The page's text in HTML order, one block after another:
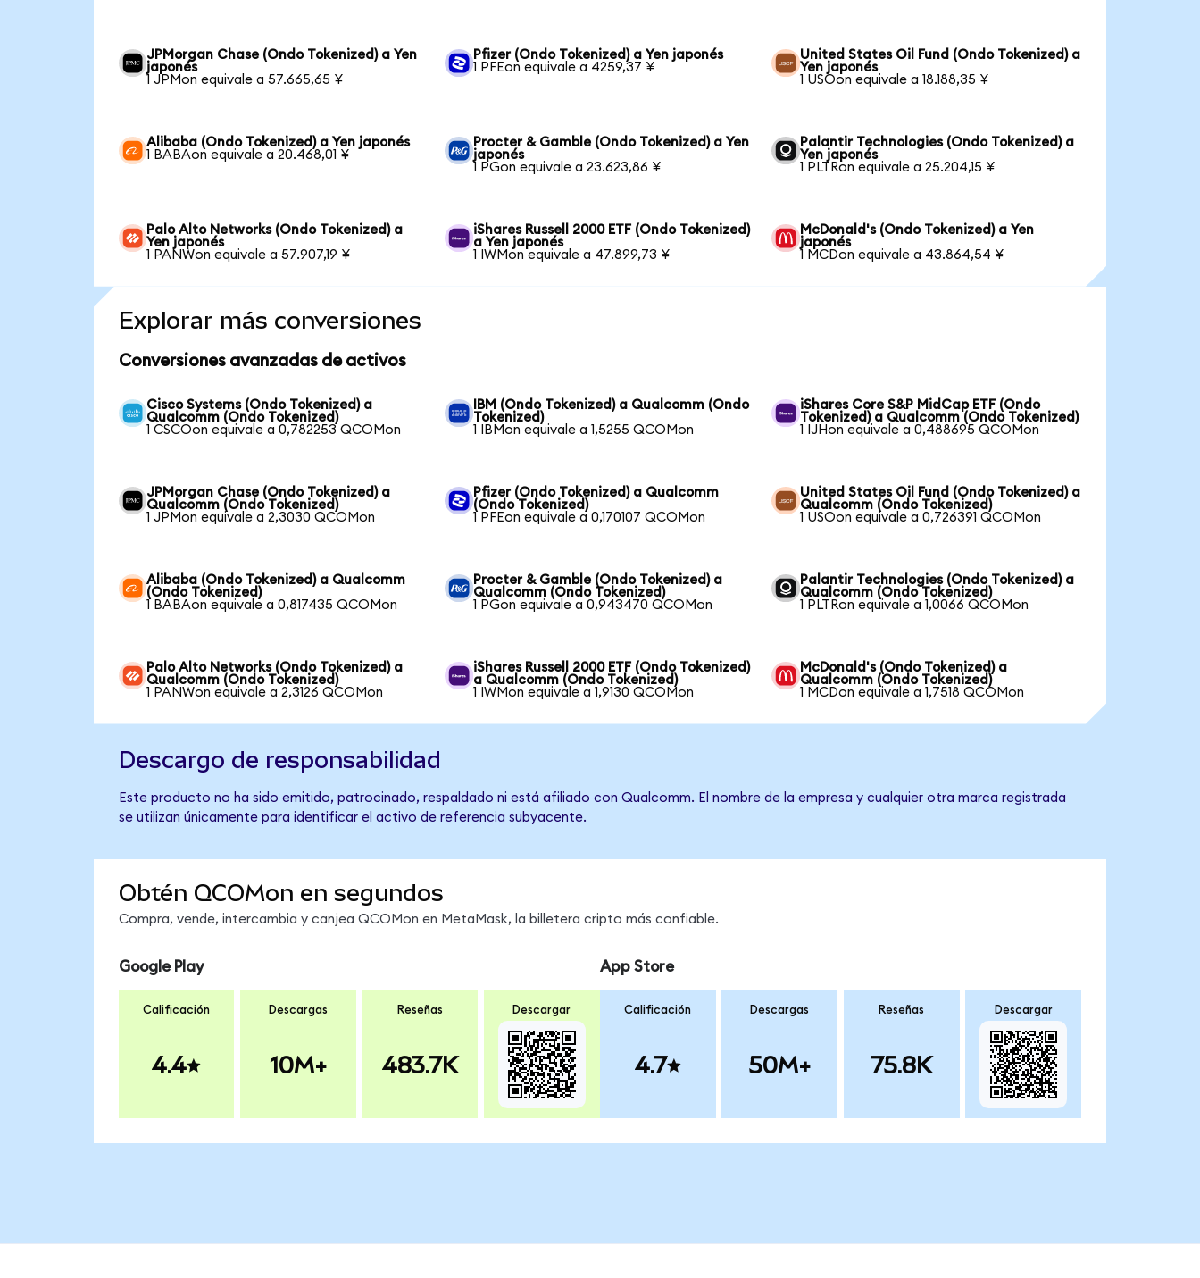
JPMorgan Chase (Ondo Tokenized) a Yen
japonés
1 JPMon equivale a 57.665,65 ¥
Pfizer (Ondo Tokenized) a Yen japonés
1 PFEon equivale a 4259,37 ¥
United States Oil Fund (Ondo Tokenized) a
Yen japonés
1 USOon equivale a 18.188,35 ¥
Alibaba (Ondo Tokenized) a Yen japonés
1 BABAon equivale a 20.468,01 ¥
Procter & Gamble (Ondo Tokenized) a Yen
japonés
1 PGon equivale a 23.623,86 ¥
Palantir Technologies (Ondo Tokenized) a
Yen japonés
1 PLTRon equivale a 25.204,15 ¥
Palo Alto Networks (Ondo Tokenized) a
Yen japonés
1 PANWon equivale a 57.907,19 ¥
iShares Russell 2000 ETF (Ondo Tokenized)
a Yen japonés
1 IWMon equivale a 47.899,73 ¥
McDonald's (Ondo Tokenized) a Yen
japonés
1 MCDon equivale a 43.864,54 ¥
Explorar más conversiones
Conversiones avanzadas de activos
Cisco Systems (Ondo Tokenized) a
Qualcomm (Ondo Tokenized)
1 CSCOon equivale a 0,782253 QCOMon
IBM (Ondo Tokenized) a Qualcomm (Ondo
Tokenized)
1 IBMon equivale a 1,5255 QCOMon
iShares Core S&P MidCap ETF (Ondo
Tokenized) a Qualcomm (Ondo Tokenized)
1 IJHon equivale a 0,488695 QCOMon
JPMorgan Chase (Ondo Tokenized) a
Qualcomm (Ondo Tokenized)
1 JPMon equivale a 2,3030 QCOMon
Pfizer (Ondo Tokenized) a Qualcomm
(Ondo Tokenized)
1 PFEon equivale a 0,170107 QCOMon
United States Oil Fund (Ondo Tokenized) a
Qualcomm (Ondo Tokenized)
1 USOon equivale a 0,726391 QCOMon
Alibaba (Ondo Tokenized) a Qualcomm
(Ondo Tokenized)
1 BABAon equivale a 0,817435 QCOMon
Procter & Gamble (Ondo Tokenized) a
Qualcomm (Ondo Tokenized)
1 PGon equivale a 0,943470 QCOMon
Palantir Technologies (Ondo Tokenized) a
Qualcomm (Ondo Tokenized)
1 PLTRon equivale a 1,0066 QCOMon
Palo Alto Networks (Ondo Tokenized) a
Qualcomm (Ondo Tokenized)
1 PANWon equivale a 2,3126 QCOMon
iShares Russell 2000 ETF (Ondo Tokenized)
a Qualcomm (Ondo Tokenized)
1 IWMon equivale a 1,9130 QCOMon
McDonald's (Ondo Tokenized) a
Qualcomm (Ondo Tokenized)
1 MCDon equivale a 1,7518 QCOMon
Descargo de responsabilidad
Este producto no ha sido emitido, patrocinado, respaldado ni está afiliado con Qualcomm. El nombre de la empresa y cualquier otra marca registrada
se utilizan únicamente para identificar el activo de referencia subyacente.
Obtén QCOMon en segundos
Compra, vende, intercambia y canjea QCOMon en MetaMask, la billetera cripto más confiable.
Google Play
Calificación
4.4
Descargas
10M+
Reseñas
483.7K
Descargar
App Store
Calificación
4.7
Descargas
50M+
Reseñas
75.8K
Descargar